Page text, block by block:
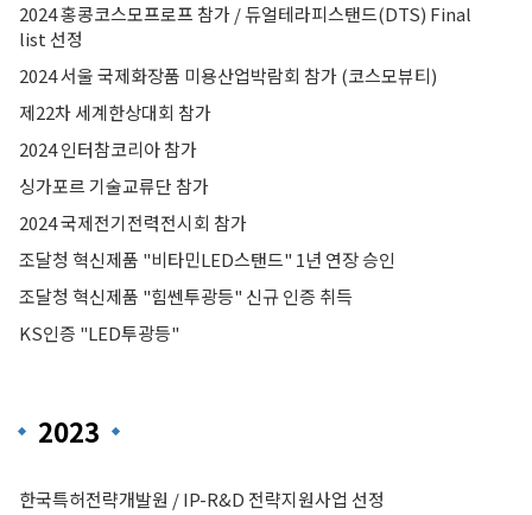
2024 홍콩코스모프로프 참가 / 듀얼테라피스탠드(DTS) Final
list 선정
2024 서울 국제화장품 미용산업박람회 참가 (코스모뷰티)
제22차 세계한상대회 참가
2024 인터참코리아 참가
싱가포르 기술교류단 참가
2024 국제전기전력전시회 참가
조달청 혁신제품 "비타민LED스탠드" 1년 연장 승인
조달청 혁신제품 "힘쎈투광등" 신규 인증 취득
KS인증 "LED투광등"
2023
한국특허전략개발원 / IP-R&D 전략지원사업 선정